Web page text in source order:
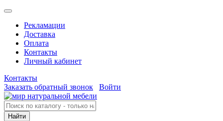
Рекламации
Доставка
Оплата
Контакты
Личный кабинет
Контакты
Заказать обратный звонок
Войти
Найти